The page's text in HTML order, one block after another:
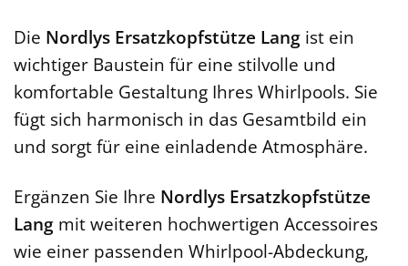
Die Nordlys Ersatzkopfstütze Lang ist ein
wichtiger Baustein für eine stilvolle und
komfortable Gestaltung Ihres Whirlpools. Sie
fügt sich harmonisch in das Gesamtbild ein
und sorgt für eine einladende Atmosphäre.
Ergänzen Sie Ihre Nordlys Ersatzkopfstütze
Lang mit weiteren hochwertigen Accessoires
wie einer passenden Whirlpool-Abdeckung,